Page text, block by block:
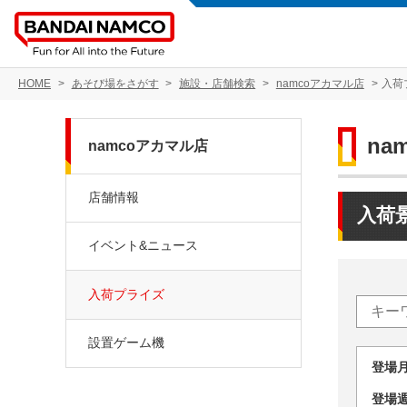
HOME あそび場をさがす 施設・店舗検索 namcoアカマル店 入荷
入荷
登
登
namcoアカマル店
店舗情報
イベント&ニュース
入荷プライズ
設置ゲーム機